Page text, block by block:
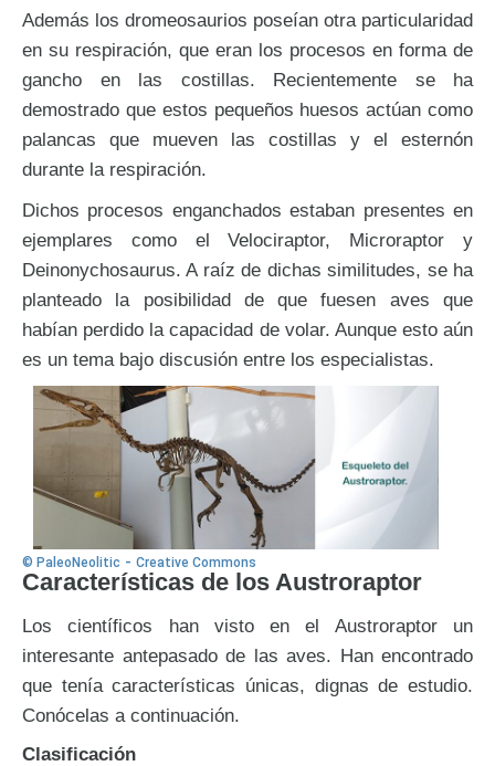
Además los dromeosaurios poseían otra particularidad
en su respiración, que eran los procesos en forma de
gancho en las costillas. Recientemente se ha
demostrado que estos pequeños huesos actúan como
palancas que mueven las costillas y el esternón
durante la respiración.
Dichos procesos enganchados estaban presentes en
ejemplares como el Velociraptor, Microraptor y
Deinonychosaurus. A raíz de dichas similitudes, se ha
planteado la posibilidad de que fuesen aves que
habían perdido la capacidad de volar. Aunque esto aún
es un tema bajo discusión entre los especialistas.
© PaleoNeolitic - Creative Commons
Características de los Austroraptor
Los científicos han visto en el Austroraptor un
interesante antepasado de las aves. Han encontrado
que tenía características únicas, dignas de estudio.
Conócelas a continuación.
Clasificación